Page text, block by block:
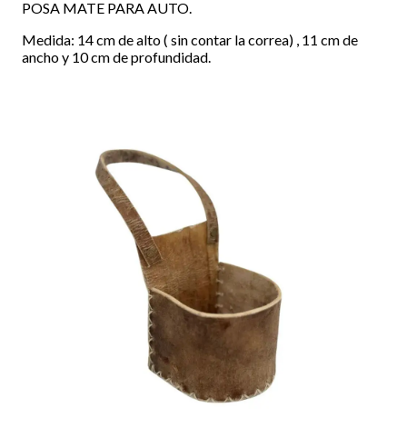
POSA MATE PARA AUTO.
Medida: 14 cm de alto ( sin contar la correa) , 11 cm de
ancho y 10 cm de profundidad.